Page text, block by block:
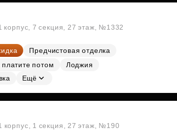
корпус, 7 секция, 27 этаж, №1332
Предчистовая отделка
потом
Лоджия
Ещё
корпус, 1 секция, 27 этаж, №190